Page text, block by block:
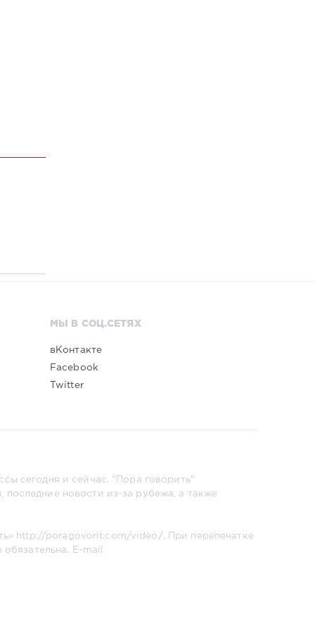
МЫ В СОЦ.СЕТЯХ
вКонтакте
Facebook
Twitter
сегодня и сейчас. "Пора говорить"
новости из-за рубежа, а также
http://poragovorit.com/video/
. При перепечатке
обязательна. E-mail